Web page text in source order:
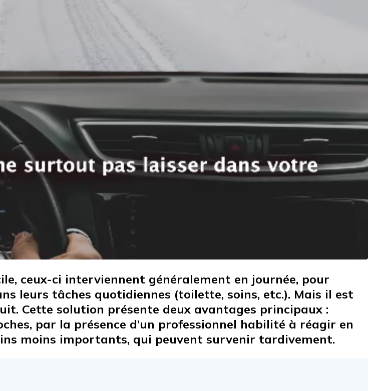
ceux-ci interviennent généralement en journée, pour
leurs tâches quotidiennes (toilette, soins, etc.). Mais il est
Cette solution présente deux avantages principaux :
par la présence d’un professionnel habilité à réagir en
moins importants, qui peuvent survenir tardivement.